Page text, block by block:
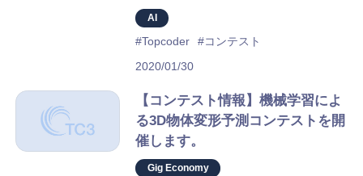
Product
AI
#Topcoder
#コンテスト
2020/01/30
【コンテスト情報】機械学習によ
る3D物体変形予測コンテストを開
催します。
Gig Economy